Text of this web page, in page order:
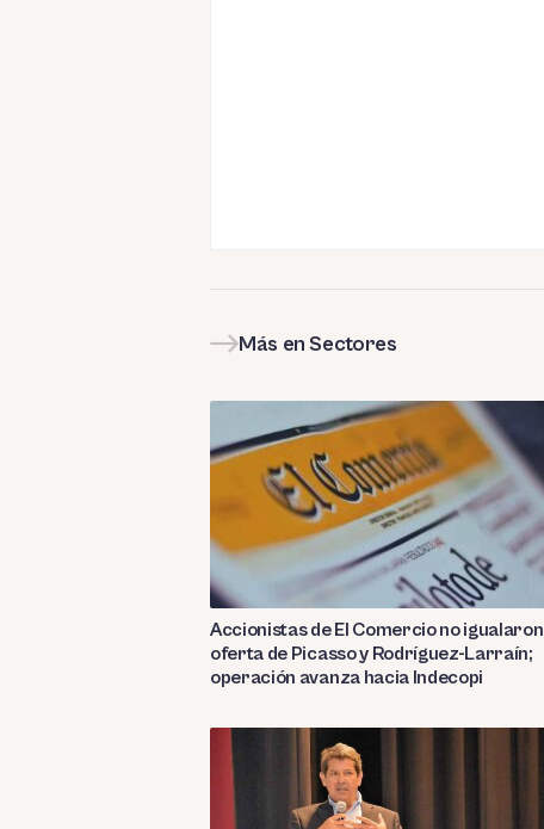
Más en Sectores
Accionistas de El Comercio no igualaron
oferta de Picasso y Rodríguez-Larraín;
operación avanza hacia Indecopi